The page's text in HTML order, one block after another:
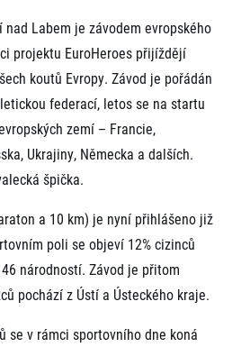
partneři
Labem je závodem evropského
projektu EuroHeroes přijíždějí
koutů Evropy. Závod je pořádán
federací, letos se na startu
zemí – Francie,
Ukrajiny, Německa a dalších.
špička.
a 10 km) je nyní přihlášeno již
poli se objeví 12% cizinců
národností. Závod je přitom
pochází z Ústí a Ústeckého kraje.
se v rámci sportovního dne koná